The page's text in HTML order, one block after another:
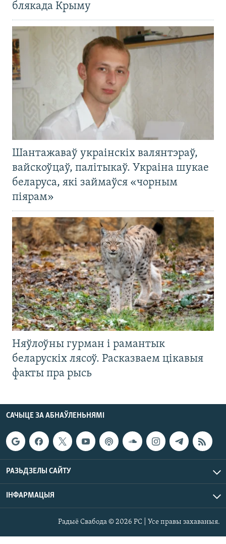
блякада Крыму
Шантажаваў украінскіх валянтэраў,
вайскоўцаў, палітыкаў. Украіна шукае
беларуса, які займаўся «чорным
піярам»
Няўлоўны гурман і рамантык
беларускіх лясоў. Расказваем цікавыя
факты пра рысь
САЧЫЦЕ ЗА АБНАЎЛЕНЬНЯМІ
РАЗЬДЗЕЛЫ САЙТУ
ІНФАРМАЦЫЯ
Радыё Свабода © 2026 РС | Усе правы захаваныя.